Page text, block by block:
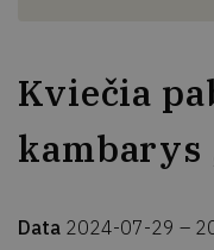
Kviečia
kambarys
Data 2024-07-29 –